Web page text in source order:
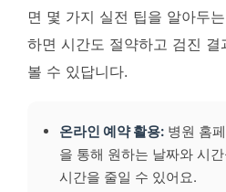
면 몇 가지 실전 팁을 알아두
하면 시간도 절약하고 검진
볼 수 있답니다.
온라인 예약 활용: 병원 홈
을 통해 원하는 날짜와 시
시간을 줄일 수 있어요.